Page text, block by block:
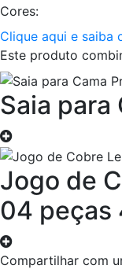
Cores:
Clique aqui e saiba
Este produto
Saia para
Jogo de
04 peças
Compartilhar com